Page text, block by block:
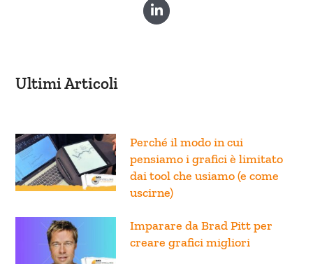
Ultimi Articoli
Perché il modo in cui
pensiamo i grafici è limitato
dai tool che usiamo (e come
uscirne)
Imparare da Brad Pitt per
creare grafici migliori